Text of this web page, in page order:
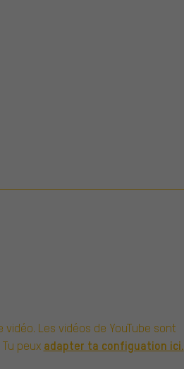
Les vidéos de YouTube sont
peux adapter ta configuation ici.